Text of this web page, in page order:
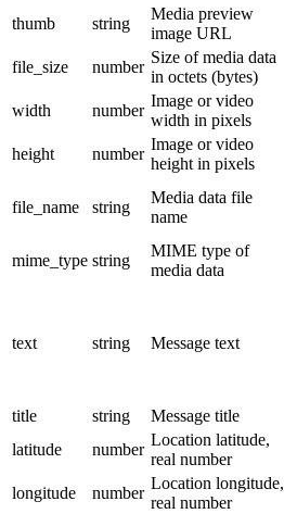
thumb
string
Media preview
image URL
file_size
number
Size of media data
in octets (bytes)
width
number
Image or video
width in pixels
height
number
Image or video
height in pixels
file_name string
Media data file
name
mime_type string
MIME type of
media data
text string Message text
title
string Message title
latitude
number
Location latitude,
real number
longitude
number
Location longitude,
real number